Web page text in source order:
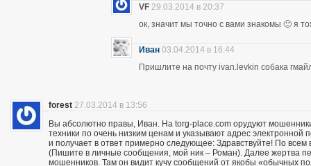
VF 29.03.2014 в 20:37
ок, значит мы точно с вами знакомы 🙂 я
Иван 03.04.2014 в 16:44
Пришлите на почту ivan.levkin собака
forest 27.03.2014 в 13:56
Вы абсолютно правы, Иван. На torg-place.com орудуют
техники по очень низким ценам и указывают адрес
и получает в ответ примерно следующее: Здравствуйте! По
(Пишите в личные сообщения, мой ник – Роман). Далее жертва
мошенников. Там он видит кучу сообщений от якобы «обычных